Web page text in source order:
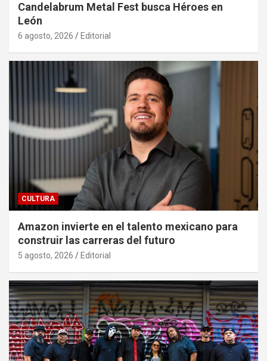
Candelabrum Metal Fest busca Héroes en
León
6 agosto, 2026 Editorial
CULTURA
Amazon invierte en el talento mexicano para
construir las carreras del futuro
5 agosto, 2026 Editorial